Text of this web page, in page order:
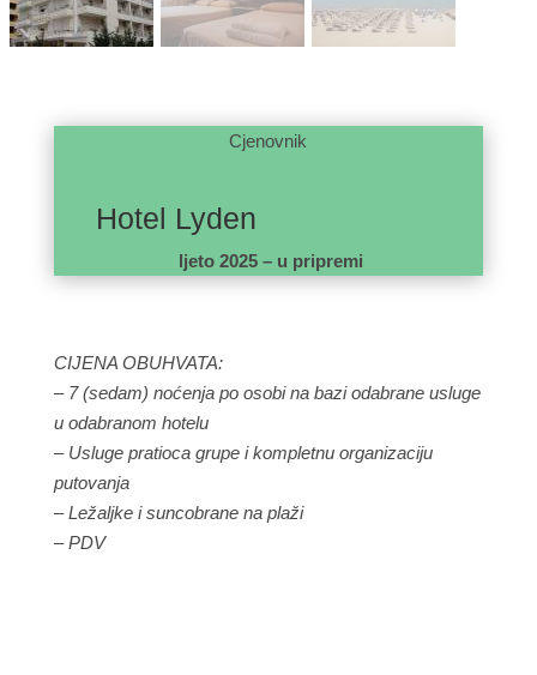
Cjenovnik
Hotel Lyden
ljeto 2025 – u pripremi
CIJENA OBUHVATA:
– 7 (sedam) noćenja po osobi na bazi odabrane usluge
u odabranom hotelu
– Usluge pratioca grupe i kompletnu organizaciju
putovanja
– Ležaljke i suncobrane na plaži
– PDV